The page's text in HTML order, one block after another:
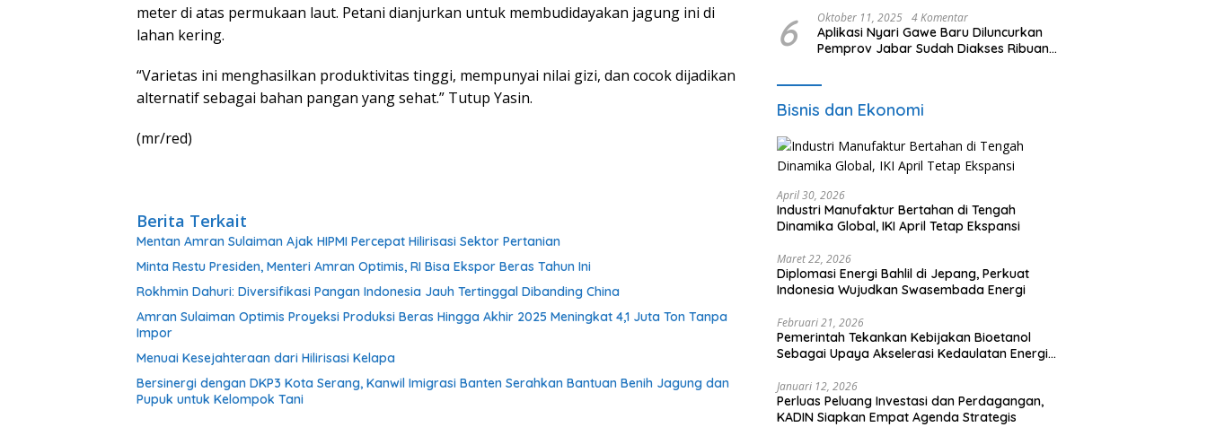
meter di atas permukaan laut. Petani dianjurkan untuk membudidayakan jagung ini di
lahan kering.
“Varietas ini menghasilkan produktivitas tinggi, mempunyai nilai gizi, dan cocok dijadikan
alternatif sebagai bahan pangan yang sehat.” Tutup Yasin.
(mr/red)
Berita Terkait
Mentan Amran Sulaiman Ajak HIPMI Percepat Hilirisasi Sektor Pertanian
Minta Restu Presiden, Menteri Amran Optimis, RI Bisa Ekspor Beras Tahun Ini
Rokhmin Dahuri: Diversifikasi Pangan Indonesia Jauh Tertinggal Dibanding China
Amran Sulaiman Optimis Proyeksi Produksi Beras Hingga Akhir 2025 Meningkat 4,1 Juta Ton Tanpa
Impor
Menuai Kesejahteraan dari Hilirisasi Kelapa
Bersinergi dengan DKP3 Kota Serang, Kanwil Imigrasi Banten Serahkan Bantuan Benih Jagung dan
Pupuk untuk Kelompok Tani
6 Oktober 11, 2025 4 Komentar
Aplikasi Nyari Gawe Baru Diluncurkan
Pemprov Jabar Sudah Diakses Ribuan
Bisnis dan Ekonomi
April 30, 2026
Industri Manufaktur Bertahan di Tengah
Dinamika Global, IKI April Tetap Ekspansi
Maret 22, 2026
Diplomasi Energi Bahlil di Jepang, Perkuat
Indonesia Wujudkan Swasembada Energi
Februari 21, 2026
Pemerintah Tekankan Kebijakan Bioetanol
Sebagai Upaya Akselerasi Kedaulatan Energi
Januari 12, 2026
Perluas Peluang Investasi dan Perdagangan,
KADIN Siapkan Empat Agenda Strategis